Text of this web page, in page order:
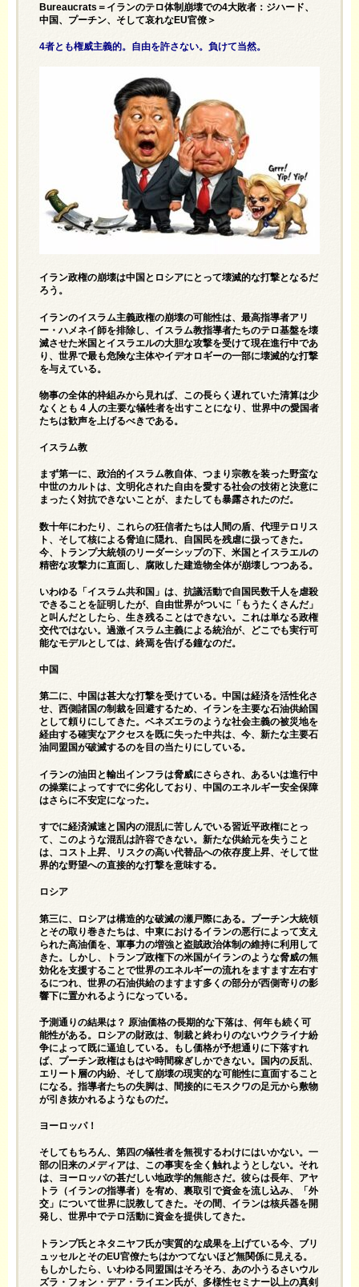
Bureaucrats＝イランのテロ体制崩壊での4大敗者：ジハード、
中国、プーチン、そして哀れなEU官僚＞
4者とも権威主義的。自由を許さない。負けて当然。
イラン政権の崩壊は中国とロシアにとって壊滅的な打撃となるだ
ろう。
イランのイスラム主義政権の崩壊の可能性は、最高指導者アリ
ー・ハメネイ師を排除し、イスラム教指導者たちのテロ基盤を壊
滅させた米国とイスラエルの大胆な攻撃を受けて現在進行中であ
り、世界で最も危険な主体やイデオロギーの一部に壊滅的な打撃
を与えている。
物事の全体的枠組みから見れば、この長らく遅れていた清算は少
なくとも 4 人の主要な犠牲者を出すことになり、世界中の愛国者
たちは歓声を上げるべきである。
イスラム教
まず第一に、政治的イスラム教自体、つまり宗教を装った野蛮な
中世のカルトは、文明化された自由を愛する社会の技術と決意に
まったく対抗できないことが、またしても暴露されたのだ。
数十年にわたり、これらの狂信者たちは人間の盾、代理テロリス
ト、そして核による脅迫に隠れ、自国民を残虐に扱ってきた。
今、トランプ大統領のリーダーシップの下、米国とイスラエルの
精密な攻撃力に直面し、腐敗した建造物全体が崩壊しつつある。
いわゆる「イスラム共和国」は、抗議活動で自国民数千人を虐殺
できることを証明したが、自由世界がついに「もうたくさんだ」
と叫んだとしたら、生き残ることはできない。これは単なる政権
交代ではない。過激イスラム主義による統治が、どこでも実行可
能なモデルとしては、終焉を告げる鐘なのだ。
中国
第二に、中国は甚大な打撃を受けている。中国は経済を活性化さ
せ、西側諸国の制裁を回避するため、イランを主要な石油供給国
として頼りにしてきた。ベネズエラのような社会主義の被災地を
経由する確実なアクセスを既に失った中共は、今、新たな主要石
油同盟国が破滅するのを目の当たりにしている。
イランの油田と輸出インフラは脅威にさらされ、あるいは進行中
の操業によってすでに劣化しており、中国のエネルギー安全保障
はさらに不安定になった。
すでに経済減速と国内の混乱に苦しんでいる習近平政権にとっ
て、このような混乱は許容できない。新たな供給元を失うこと
は、コスト上昇、リスクの高い代替品への依存度上昇、そして世
界的な野望への直接的な打撃を意味する。
ロシア
第三に、ロシアは構造的な破滅の瀬戸際にある。プーチン大統領
とその取り巻きたちは、中東におけるイランの悪行によって支え
られた高油価を、軍事力の増強と盗賊政治体制の維持に利用して
きた。しかし、トランプ政権下の米国がイランのような脅威の無
効化を支援することで世界のエネルギーの流れをますます左右す
るにつれ、世界の石油供給のますます多くの部分が西側寄りの影
響下に置かれるようになっている。
予測通りの結果は？ 原油価格の長期的な下落は、何年も続く可
能性がある。ロシアの財政は、制裁と終わりのないウクライナ紛
争によって既に逼迫している。もし価格が予想通りに下落すれ
ば、プーチン政権はもはや時間稼ぎしかできない。国内の反乱、
エリート層の内紛、そして崩壊の現実的な可能性に直面すること
になる。指導者たちの失脚は、間接的にモスクワの足元から敷物
が引き抜かれるようなものだ。
ヨーロッパ！
そしてもちろん、第四の犠牲者を無視するわけにはいかない。一
部の旧来のメディアは、この事実を全く触れようとしない。それ
は、ヨーロッパの甚だしい地政学的無能さだ。彼らは長年、アヤ
トラ（イランの指導者）を宥め、裏取引で資金を流し込み、「外
交」について世界に説教してきた。その間、イランは核兵器を開
発し、世界中でテロ活動に資金を提供してきた。
トランプ氏とネタニヤフ氏が実質的な成果を上げている今、ブリ
ュッセルとそのEU官僚たちはかつてないほど無関係に見える。
もしかしたら、いわゆる同盟国はそろそろ、あの小うるさいウル
ズラ・フォン・デア・ライエン氏が、多様性セミナー以上の真剣